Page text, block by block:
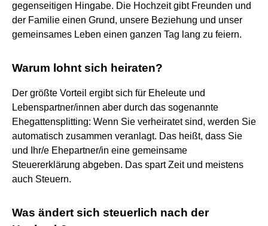
gegenseitigen Hingabe. Die Hochzeit gibt Freunden und
der Familie einen Grund, unsere Beziehung und unser
gemeinsames Leben einen ganzen Tag lang zu feiern.
Warum lohnt sich heiraten?
Der größte Vorteil ergibt sich für Eheleute und
Lebenspartner/innen aber durch das sogenannte
Ehegattensplitting: Wenn Sie verheiratet sind, werden Sie
automatisch zusammen veranlagt. Das heißt, dass Sie
und Ihr/e Ehepartner/in eine gemeinsame
Steuererklärung abgeben. Das spart Zeit und meistens
auch Steuern.
Was ändert sich steuerlich nach der